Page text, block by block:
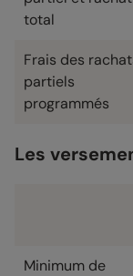
total
Frais des
partiels
programmés
Les
Minimum de